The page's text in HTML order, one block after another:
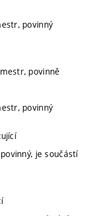
povinný
povinně
povinný
je součástí